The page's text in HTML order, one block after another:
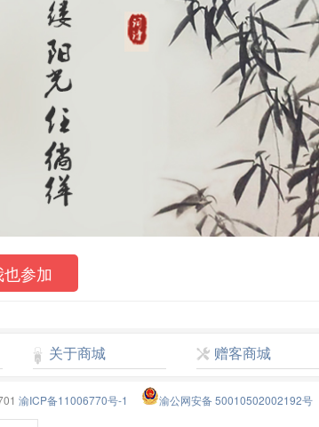
参加
关于商城 赠客商城
渝ICP备11006770号-1 渝公网安备 50010502002192号